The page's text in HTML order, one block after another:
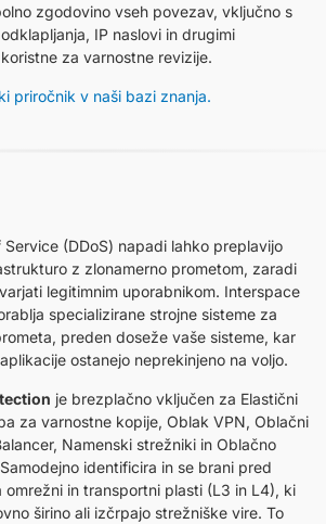
zgodovino vseh povezav, vključno s
IP naslovi in drugimi
za varnostne revizije.
priročnik v naši bazi znanja.
(DDoS) napadi lahko preplavijo
z zlonamerno prometom, zaradi
legitimnim uporabnikom. Interspace
specializirane strojne sisteme za
preden doseže vaše sisteme, kar
ostanejo neprekinjeno na voljo.
je brezplačno vključen za Elastični
za varnostne kopije, Oblak VPN, Oblačni
Namenski strežniki in Oblačno
identificira in se brani pred
omrežni in transportni plasti (L3 in L4), ki
širino ali izčrpajo strežniške vire. To